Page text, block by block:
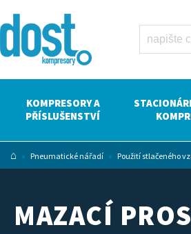
Mazací
prostředky/Oleje
Dost -
kompresory
Atlas Copco
KOMPRESORY A
PŘÍSLUŠENSTVÍ
⌂ » Pneumatické nářadí » Použití stlačeného
MAZACÍ